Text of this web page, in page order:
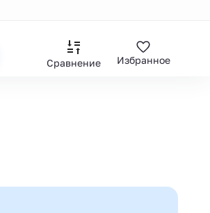
Сравнение Избранное